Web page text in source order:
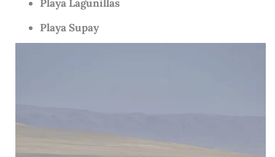
Playa Lagunillas
Playa Supay